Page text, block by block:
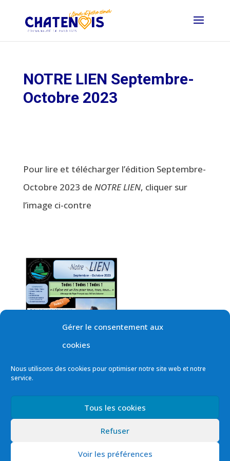
Gérer le consentement aux
cookies
Nous utilisons des cookies pour optimiser notre site web et notre
service.
Tous les cookies
Refuser
Voir les préférences
NOTRE LIEN Septembre-
Octobre 2023
Pour lire et télécharger l’édition Septembre-
Octobre 2023 de NOTRE LIEN, cliquer sur
l’image ci-contre